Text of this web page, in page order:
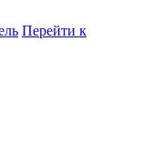
Перейти к